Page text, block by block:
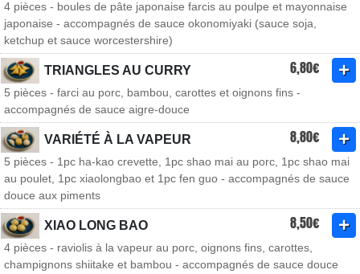
4 pièces - boules de pâte japonaise farcis au poulpe et mayonnaise
japonaise - accompagnés de sauce okonomiyaki (sauce soja,
ketchup et sauce worcestershire)
TRIANGLES AU CURRY 6,80€
5 pièces - farci au porc, bambou, carottes et oignons fins -
accompagnés de sauce aigre-douce
VARIÉTÉ À LA VAPEUR 8,80€
5 pièces - 1pc ha-kao crevette, 1pc shao mai au porc, 1pc shao mai
au poulet, 1pc xiaolongbao et 1pc fen guo - accompagnés de sauce
douce aux piments
XIAO LONG BAO 8,50€
4 pièces - raviolis à la vapeur au porc, oignons fins, carottes,
champignons shiitake et bambou - accompagnés de sauce douce